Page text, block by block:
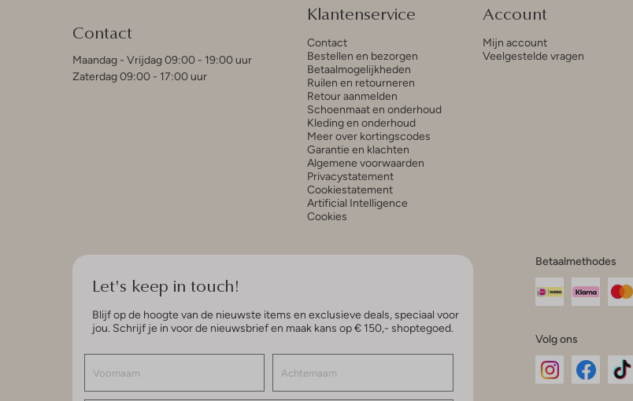
Contact
Maandag - Vrijdag 09:00 - 19:00 uur
Zaterdag 09:00 - 17:00 uur
Klantenservice
Contact
Bestellen en bezorgen
Betaalmogelijkheden
Ruilen en retourneren
Retour aanmelden
Schoenmaat en onderhoud
Kleding en onderhoud
Meer over kortingscodes
Garantie en klachten
Algemene voorwaarden
Privacystatement
Cookiestatement
Artificial Intelligence
Cookies
Account
Mijn account
Veelgestelde vragen
Let's keep in touch!
Blijf op de hoogte van de nieuwste items en exclusieve deals, speciaal voor
jou. Schrijf je in voor de nieuwsbrief en maak kans op € 150,- shoptegoed.
Betaalmethodes
Volg ons